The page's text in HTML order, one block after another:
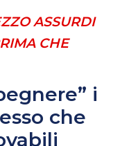
ASSURDI
CHE
i
che